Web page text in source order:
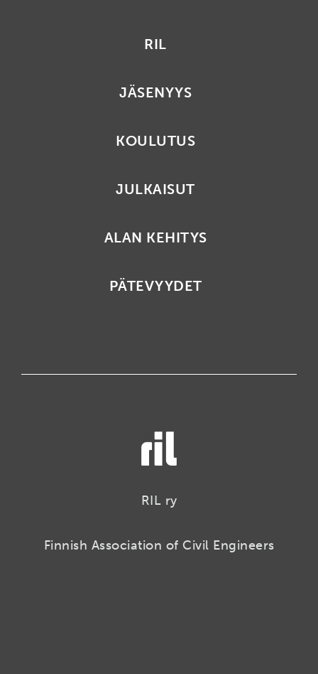
RIL
JÄSENYYS
KOULUTUS
JULKAISUT
ALAN KEHITYS
PÄTEVYYDET
RIL ry
Finnish Association of Civil Engineers